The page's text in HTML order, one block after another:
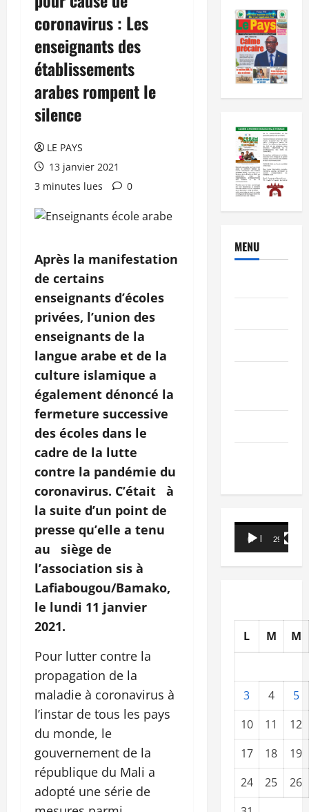
coronavirus : Les
enseignants des
établissements
arabes rompent le
silence
LE PAYS
13 janvier 2021
3 minutes lues
0
Après la manifestation
de certains
enseignants d’écoles
privées, l’union des
enseignants de la
langue arabe et de la
culture islamique a
également dénoncé la
fermeture successive
des écoles dans le
cadre de la lutte
contre la pandémie du
coronavirus. C’était à
la suite d’un point de
presse qu’elle a tenu
au siège de
l’association sis à
Lafiabougou/Bamako,
le lundi 11 janvier
2021.
Pour lutter contre la
propagation de la
maladie à coronavirus à
l’instar de tous les pays
du monde, le
gouvernement de la
république du Mali a
adopté une série de
MENU
Lecteur
vidéo
00:00 29:21
L M M
3 4
5
10
11
12
17
18
19
24
25
26